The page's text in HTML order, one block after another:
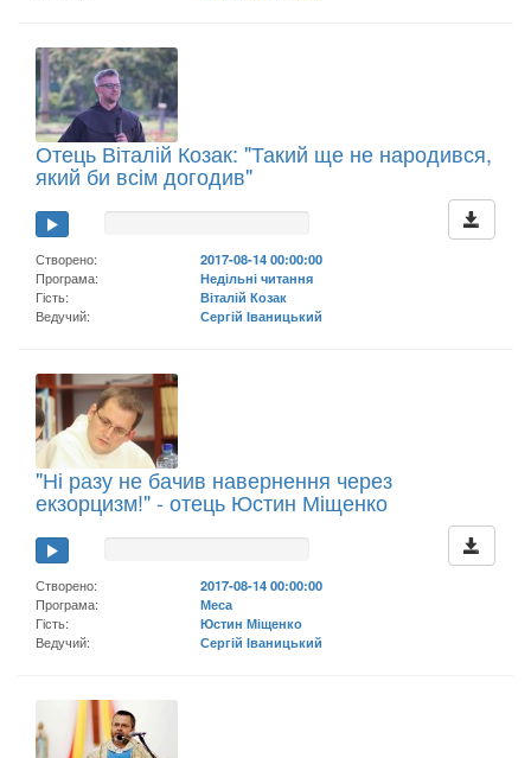
Отець Віталій Козак: "Такий ще не народився,
який би всім догодив"
Створено:
2017-08-14 00:00:00
Програма:
Недільні читання
Гість:
Віталій Козак
Ведучий:
Сергій Іваницький
"Ні разу не бачив навернення через
екзорцизм!" - отець Юстин Міщенко
Створено:
2017-08-14 00:00:00
Програма:
Меса
Гість:
Юстин Міщенко
Ведучий:
Сергій Іваницький